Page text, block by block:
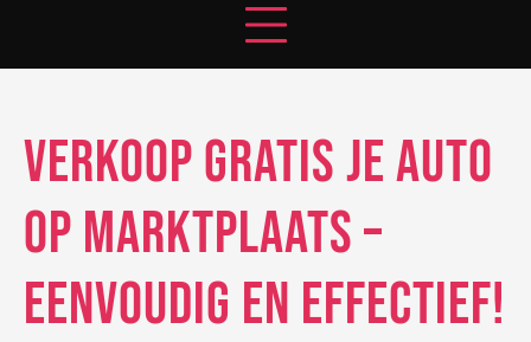
Verkoop Gratis Je Auto
op Marktplaats –
Eenvoudig en Effectief!